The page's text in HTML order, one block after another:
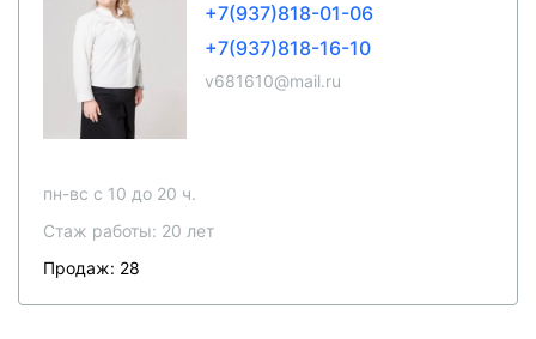
+7(937)818-01-06
+7(937)818-16-10
v681610@mail.ru
пн-вс c 10 до 20 ч.
Стаж работы: 20 лет
Продаж: 28